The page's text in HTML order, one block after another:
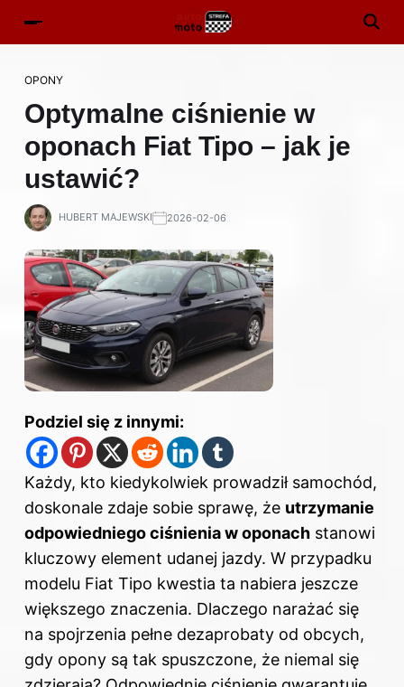
OPONY
Optymalne ciśnienie w
oponach Fiat Tipo – jak je
ustawić?
HUBERT MAJEWSKI 2026-02-06
Podziel się z innymi:
Każdy, kto kiedykolwiek prowadził samochód,
doskonale zdaje sobie sprawę, że utrzymanie
odpowiedniego ciśnienia w oponach stanowi
kluczowy element udanej jazdy. W przypadku
modelu Fiat Tipo kwestia ta nabiera jeszcze
większego znaczenia. Dlaczego narażać się
na spojrzenia pełne dezaprobaty od obcych,
gdy opony są tak spuszczone, że niemal się